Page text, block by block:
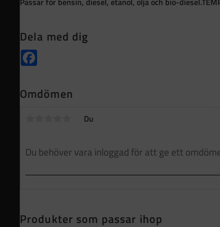
Dela med dig
Omdömen
Du
Produkter som passar ihop